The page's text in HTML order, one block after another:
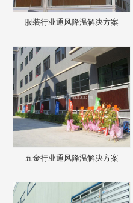
服装行业通风降温解决方案
五金行业通风降温解决方案